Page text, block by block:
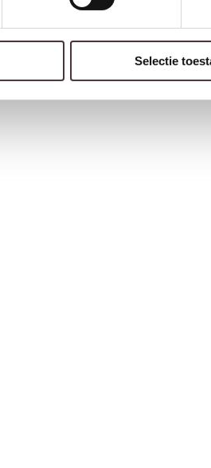
Selectie
Livingfurn tv meubel Salano 170 cm